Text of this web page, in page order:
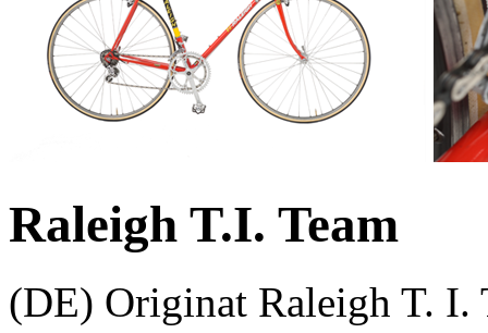
Raleigh T.I. Team
(DE) Originat Raleigh T. I.